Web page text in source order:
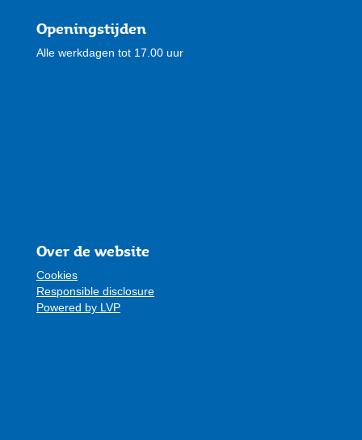
Openingstijden
Alle werkdagen tot 17.00 uur
Over de website
Cookies
Responsible disclosure
Powered by LVP